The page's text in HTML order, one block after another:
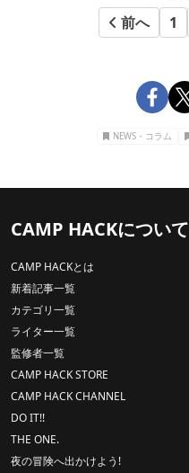
前へ 1
NEWS・コラム
CAMP HACKについて
CAMP HACKとは
新着記事一覧
カテゴリ一覧
ライター一覧
監修者一覧
CAMP HACK STORE
CAMP HACK CHANNEL
DO IT!!
THE ONE.
夜の冒険へ出かけよう!